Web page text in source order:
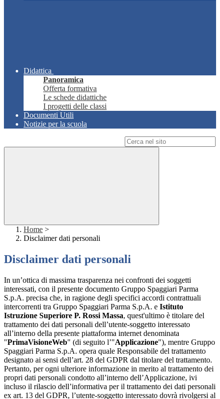
Didattica
Panoramica
Offerta formativa
Le schede didattiche
I progetti delle classi
Documenti Utili
Notizie per la scuola
Home >
Disclaimer dati personali
Disclaimer dati personali
In un’ottica di massima trasparenza nei confronti dei soggetti
interessati, con il presente documento Gruppo Spaggiari Parma
S.p.A. precisa che, in ragione degli specifici accordi contrattuali
intercorrenti tra Gruppo Spaggiari Parma S.p.A. e Istituto
Istruzione Superiore P. Rossi Massa, quest'ultimo è titolare del
trattamento dei dati personali dell’utente-soggetto interessato
all’interno della presente piattaforma internet denominata
"PrimaVisioneWeb" (di seguito l’"Applicazione"), mentre Gruppo
Spaggiari Parma S.p.A. opera quale Responsabile del trattamento
designato ai sensi dell’art. 28 del GDPR dal titolare del trattamento.
Pertanto, per ogni ulteriore informazione in merito al trattamento dei
propri dati personali condotto all’interno dell’Applicazione, ivi
incluso il rilascio dell’informativa per il trattamento dei dati personali
ex art. 13 del GDPR, l’utente-soggetto interessato dovrà rivolgersi al